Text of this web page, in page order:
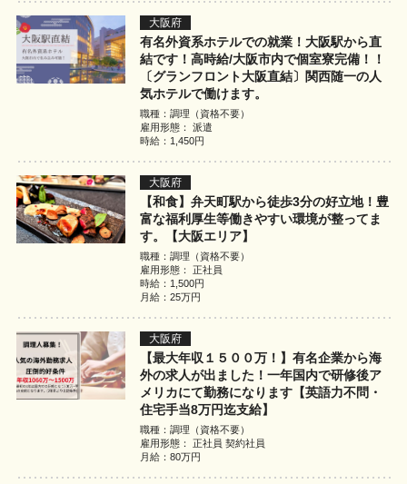
大阪府
有名外資系ホテルでの就業！大阪駅から直
結です！高時給/大阪市内で個室寮完備！！
〔グランフロント大阪直結〕関西随一の人
気ホテルで働けます。
職種：調理（資格不要）
雇用形態： 派遣
時給：1,450円
大阪府
【和食】弁天町駅から徒歩3分の好立地！豊
富な福利厚生等働きやすい環境が整ってま
す。【大阪エリア】
職種：調理（資格不要）
雇用形態： 正社員
時給：1,500円
月給：25万円
大阪府
【最大年収１５００万！】有名企業から海
外の求人が出ました！一年国内で研修後ア
メリカにて勤務になります【英語力不問・
住宅手当8万円迄支給】
職種：調理（資格不要）
雇用形態： 正社員 契約社員
月給：80万円